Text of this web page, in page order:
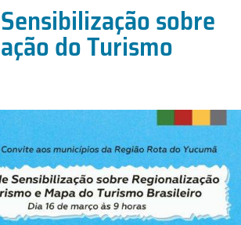
sobre
do Turismo